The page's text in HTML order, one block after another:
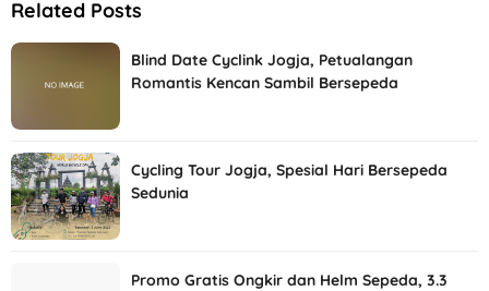
Related Posts
Blind Date Cyclink Jogja, Petualangan
Romantis Kencan Sambil Bersepeda
Cycling Tour Jogja, Spesial Hari Bersepeda
Sedunia
Promo Gratis Ongkir dan Helm Sepeda, 3.3